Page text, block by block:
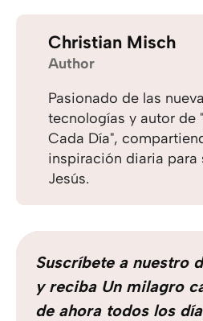
Christian Misch
Author
Pasionado de las
tecnologías y autor de
Cada Día",
inspiración diaria para
Jesús.
Suscríbete a nuestro
y reciba Un milagro
de ahora todos los